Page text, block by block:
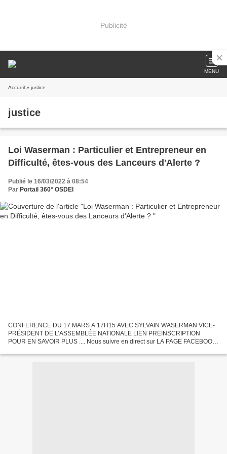
Publicité
MENU
Accueil » justice
justice
Loi Waserman : Particulier et Entrepreneur en
Difficulté, êtes-vous des Lanceurs d'Alerte ?
Publié le 16/03/2022 à 08:54
Par Portail 360° OSDEI
CONFERENCE DU 17 MARS A 17H15 AVEC SYLVAIN WASERMAN VICE-
PRÉSIDENT DE L’ASSEMBLÉE NATIONALE LIEN PREINSCRIPTION
POUR EN SAVOIR PLUS .... Nous suivre en direct sur LA PAGE FACEBOOK
SYLVAIN WASERMAN...